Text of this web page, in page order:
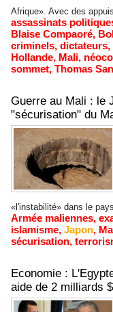
Afrique». Avec des
assassinats
Blaise Compaoré,
criminels, dictateurs,
Hollande, Mali,
sommet, Thomas
Guerre au Mali : le
"sécurisation" du
«l'instabilité» dans le
Armée maliennes,
islamisme, Japon,
sécurisation,
Economie :
aide de 2 milliards